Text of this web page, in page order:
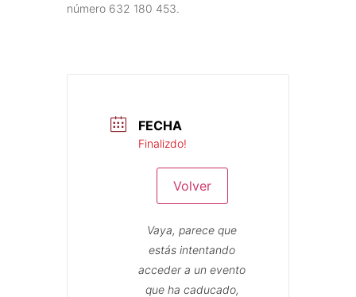
número 632 180 453.
FECHA
Finalizdo!
Volver
Vaya, parece que
estás intentando
acceder a un evento
que ha caducado,